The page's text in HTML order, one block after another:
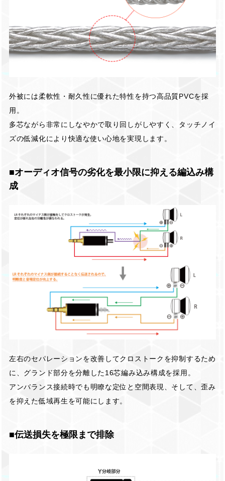
外被には柔軟性・耐久性に優れた特性を持つ高品質PVCを採
用。
多芯ながら非常にしなやかで取り回しがしやすく、タッチノイ
ズの低減化により快適な使い心地を実現します。
■オーディオ信号の劣化を最小限に抑える編込み構
成
左右のセパレーションを改善してクロストークを抑制するため
に、グランド部分を分離した16芯編み込み構成を採用。
アンバランス接続時でも明瞭な定位と空間表現、そして、歪み
を抑えた低域再生を可能にします。
■伝送損失を極限まで排除